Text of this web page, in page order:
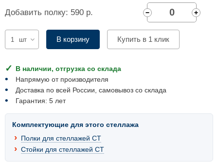
Добавить полку: 590 р.
шт В корзину Купить в 1 клик
В наличии, отгрузка со склада
Напрямую от производителя
Доставка по всей России, самовывоз со склада
Гарантия: 5 лет
Комплектующие для этого стеллажа
Полки для стеллажей СТ
Стойки для стеллажей СТ